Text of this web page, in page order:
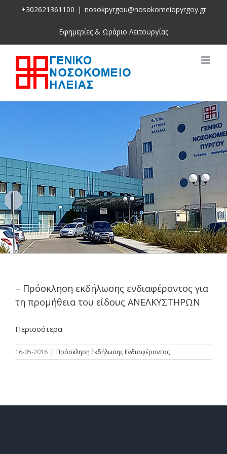
+302621361100 | nosokpyrgou@nosokomeiopyrgoy.gr
Εφημερίες & Ωράριο Λειτουργίας
– Πρόσκληση εκδήλωσης ενδιαφέροντος για
τη προμήθεια του είδους ΑΝΕΛΚΥΣΤΗΡΩΝ
Περισσότερα
16-05-2016 | Πρόσκληση Εκδήλωσης Ενδιαφέροντος